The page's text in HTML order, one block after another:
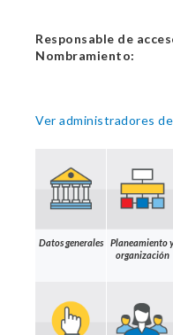
Responsable de
Nombramiento:
Ver administradores
Datos generales
Planeamiento y
organización